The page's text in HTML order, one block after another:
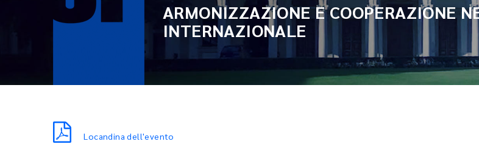
ARMONIZZAZIONE E COOPERAZIONE
INTERNAZIONALE
Locandina dell'evento